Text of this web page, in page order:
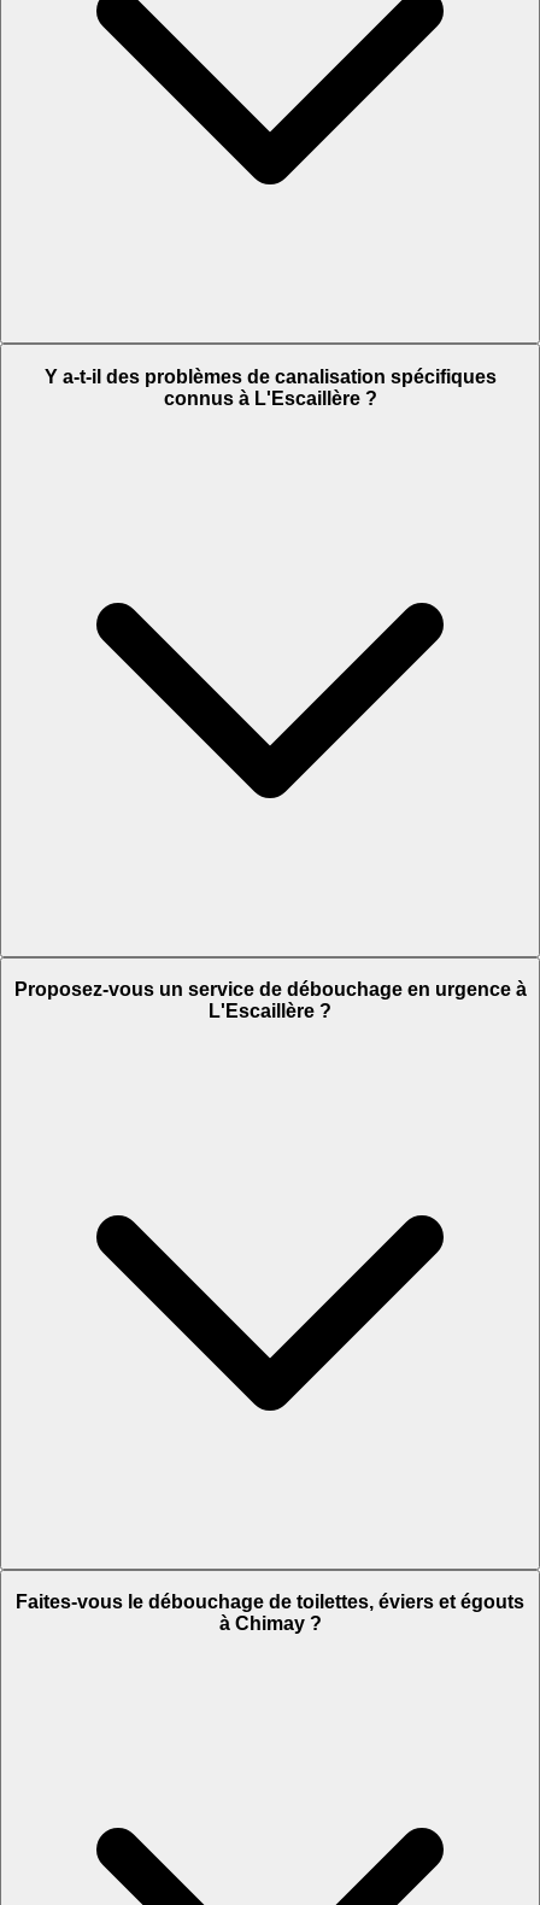
Y a-t-il des problèmes de canalisation spécifiques
connus à L'Escaillère ?
Proposez-vous un service de débouchage en urgence à
L'Escaillère ?
Faites-vous le débouchage de toilettes, éviers et égouts
à Chimay ?